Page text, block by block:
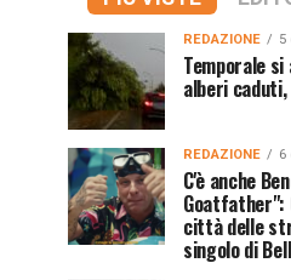
REDAZIONE 5
Temporale
alberi
REDAZIONE 6
C'è anche
Goatfather":
città delle
singolo di